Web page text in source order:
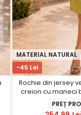
-45 Lei
MATERIAL NATURAL
Rochie din jersey
creion cu maneci
PREȚ